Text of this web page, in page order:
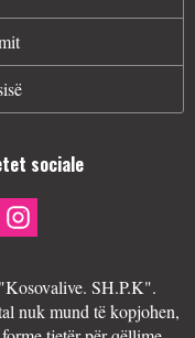
sociale
SH.P.K".
nuk mund të kopjohen,